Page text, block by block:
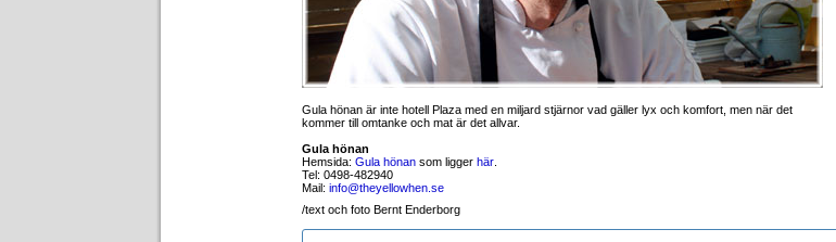
Gula hönan är inte hotell Plaza med en miljard stjärnor vad gäller lyx och komfort, men när det
kommer till omtanke och mat är det allvar.
Gula hönan
Hemsida: Gula hönan som ligger här
Tel: 0498-482940
Mail: info@theyellowhen.se
/text och foto Bernt Enderborg